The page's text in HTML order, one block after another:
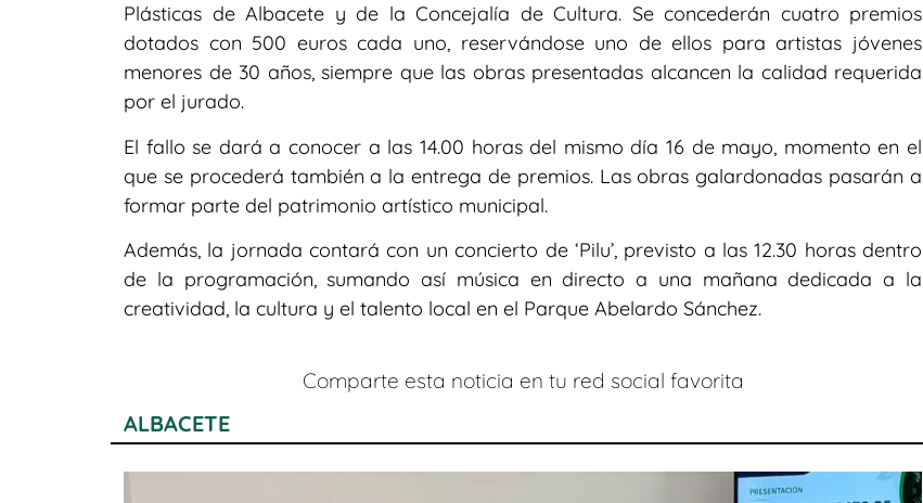
Plásticas de Albacete y de la Concejalía de Cultura. Se concederán cuatro premios
dotados con 500 euros cada uno, reservándose uno de ellos para artistas jóvenes
menores de 30 años, siempre que las obras presentadas alcancen la calidad requerida
por el jurado.
El fallo se dará a conocer a las 14.00 horas del mismo día 16 de mayo, momento en el
que se procederá también a la entrega de premios. Las obras galardonadas pasarán a
formar parte del patrimonio artístico municipal.
Además, la jornada contará con un concierto de ‘Pilu’, previsto a las 12.30 horas dentro
de la programación, sumando así música en directo a una mañana dedicada a la
creatividad, la cultura y el talento local en el Parque Abelardo Sánchez.
Comparte esta noticia en tu red social favorita
ALBACETE